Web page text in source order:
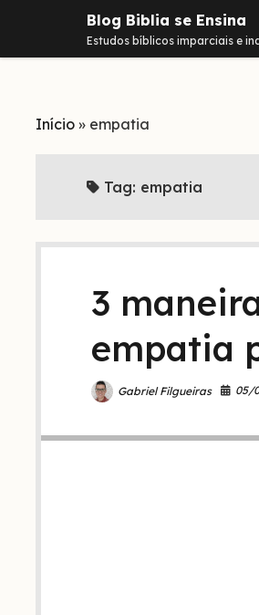
Blog Biblia se Ensina
Estudos bíblicos imparciais e
Início » empatia
Tag: empatia
3
empatia
Gabriel Filgueiras 05/